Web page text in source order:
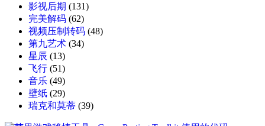
影视后期 (131)
完美解码 (62)
视频压制转码 (48)
第九艺术 (34)
星辰 (13)
飞行 (51)
音乐 (49)
壁纸 (29)
瑞克和莫蒂 (39)